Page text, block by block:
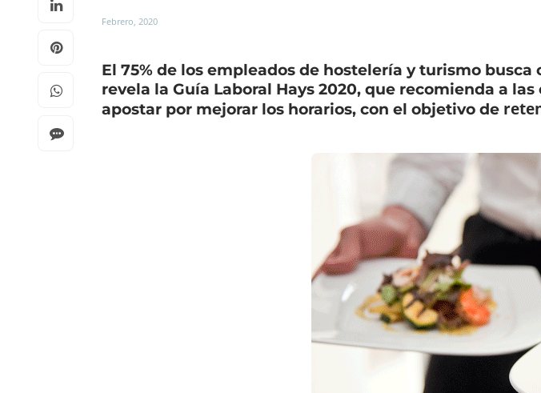
Febrero, 2020
El 75% de los empleados de hostelería y turismo
revela la Guía Laboral Hays 2020, que recomienda a
apostar por mejorar los horarios, con el objetivo de